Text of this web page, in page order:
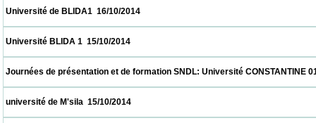
Université de BLIDA1  16/10/2014
Université BLIDA 1  15/10/2014
Journées de présentation et de formation SNDL: Université
université de M'sila  15/10/2014